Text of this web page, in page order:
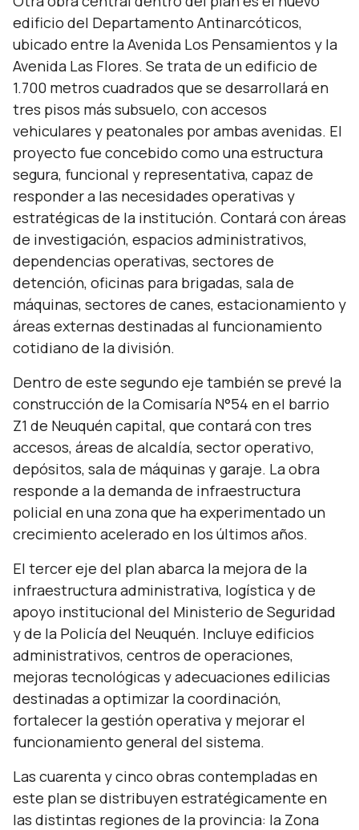
edificio del Departamento Antinarcóticos,
ubicado entre la Avenida Los Pensamientos y la
Avenida Las Flores. Se trata de un edificio de
1.700 metros cuadrados que se desarrollará en
tres pisos más subsuelo, con accesos
vehiculares y peatonales por ambas avenidas. El
proyecto fue concebido como una estructura
segura, funcional y representativa, capaz de
responder a las necesidades operativas y
estratégicas de la institución. Contará con áreas
de investigación, espacios administrativos,
dependencias operativas, sectores de
detención, oficinas para brigadas, sala de
máquinas, sectores de canes, estacionamiento y
áreas externas destinadas al funcionamiento
cotidiano de la división.
Dentro de este segundo eje también se prevé la
construcción de la Comisaría N°54 en el barrio
Z1 de Neuquén capital, que contará con tres
accesos, áreas de alcaldía, sector operativo,
depósitos, sala de máquinas y garaje. La obra
responde a la demanda de infraestructura
policial en una zona que ha experimentado un
crecimiento acelerado en los últimos años.
El tercer eje del plan abarca la mejora de la
infraestructura administrativa, logística y de
apoyo institucional del Ministerio de Seguridad
y de la Policía del Neuquén. Incluye edificios
administrativos, centros de operaciones,
mejoras tecnológicas y adecuaciones edilicias
destinadas a optimizar la coordinación,
fortalecer la gestión operativa y mejorar el
funcionamiento general del sistema.
Las cuarenta y cinco obras contempladas en
este plan se distribuyen estratégicamente en
las distintas regiones de la provincia: la Zona